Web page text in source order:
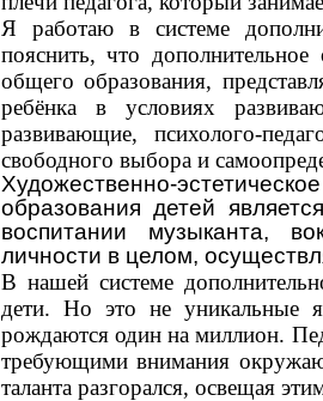
Я работаю в системе
пояснить, что дополнительное
общего образования,
ребёнка в условиях
развивающие, психолого-
свободного выбора и
Художественно-
образования детей
воспитании музыканта,
личности в целом,
В нашей системе
дети. Но это не уникальные
рождаются один на миллион.
требующими внимания
таланта разгорался, освещая